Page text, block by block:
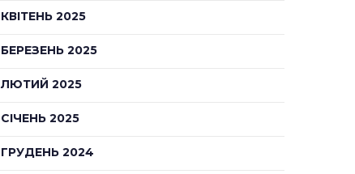
КВІТЕНЬ 2025
БЕРЕЗЕНЬ 2025
ЛЮТИЙ 2025
СІЧЕНЬ 2025
ГРУДЕНЬ 2024